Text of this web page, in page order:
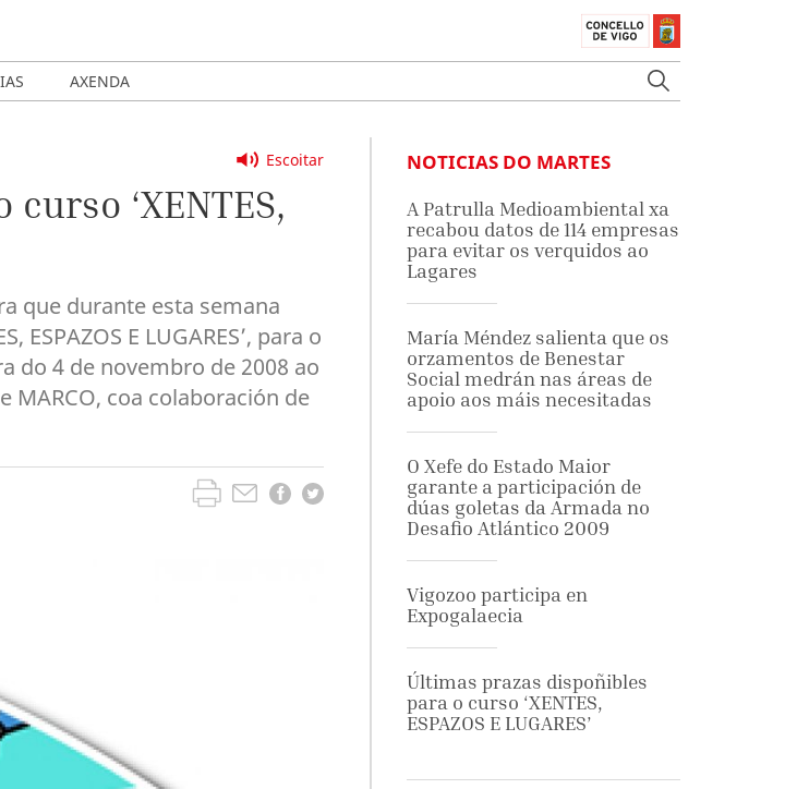
AXENDA
Escoitar
‘XENTES,
que durante esta semana
E LUGARES’, para o
do 4 de novembro de 2008 ao
MARCO, coa colaboración de
NOTICIAS DO MARTES
A Patrulla Medioambiental xa
recabou datos de 114 empresas
para evitar os verquidos ao
Lagares
María Méndez salienta que os
orzamentos de Benestar
Social medrán nas áreas de
apoio aos máis necesitadas
O Xefe do Estado Maior
garante a participación de
dúas goletas da Armada no
Desafio Atlántico 2009
Vigozoo participa en
Expogalaecia
Últimas prazas dispoñibles
para o curso ‘XENTES,
ESPAZOS E LUGARES’